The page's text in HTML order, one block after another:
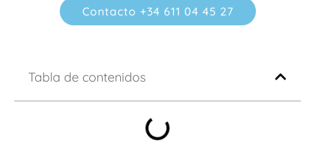
Contacto +34 611 04 45 27
Tabla de contenidos